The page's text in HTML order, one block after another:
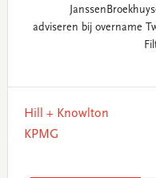
adviseren bij overname
Sidebar
Hill + Knowlton
KPMG